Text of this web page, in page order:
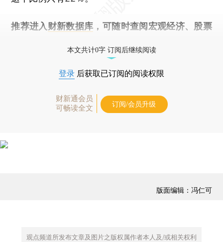
推荐进入 财新数据库 ，可随时查阅宏观经济、股票
本文共计0字 订阅后继续阅读
登录 后获取已订阅的阅读权限
财新通会员
可畅读全文
订阅/会员升级
版面编辑：冯仁可
观点频道所发布文章及图片之版权属作者本人及/或相关权利